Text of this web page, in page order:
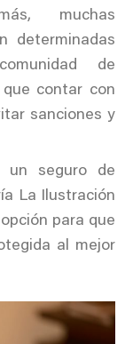
muchas
determinadas
de
contar con
sanciones y
un seguro de
La Ilustración
para que
al mejor